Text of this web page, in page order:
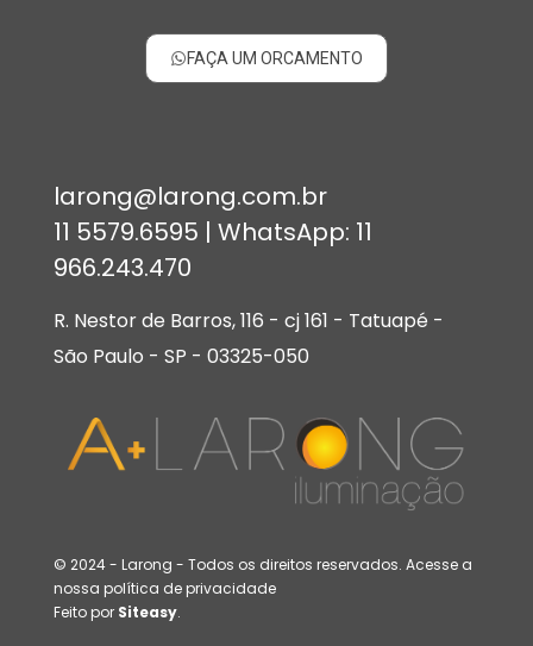
FAÇA UM ORCAMENTO
larong@larong.com.br
11 5579.6595 | WhatsApp: 11
966.243.470
R. Nestor de Barros, 116 - cj 161 - Tatuapé -
São Paulo - SP - 03325-050
© 2024 - Larong - Todos os direitos reservados. Acesse a
nossa política de privacidade
Feito por Siteasy.